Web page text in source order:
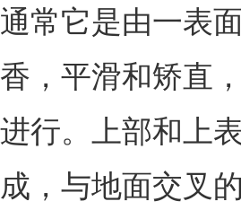
通常它是由一表
香，平滑和矫直
进行。上部和上
成，与地面交叉